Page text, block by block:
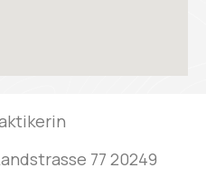
77 20249